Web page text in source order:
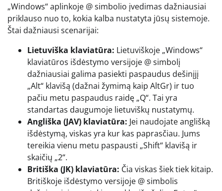
„Windows“ aplinkoje @ simbolio įvedimas dažniausiai
priklauso nuo to, kokia kalba nustatyta jūsų sistemoje.
Štai dažniausi scenarijai:
Lietuviška klaviatūra: Lietuviškoje „Windows“
klaviatūros išdėstymo versijoje @ simbolį
dažniausiai galima pasiekti paspaudus dešinįjį
„Alt“ klavišą (dažnai žymimą kaip AltGr) ir tuo
pačiu metu paspaudus raidę „Q“. Tai yra
standartas daugumoje lietuviškų nustatymų.
Angliška (JAV) klaviatūra: Jei naudojate anglišką
išdėstymą, viskas yra kur kas paprasčiau. Jums
tereikia vienu metu paspausti „Shift“ klavišą ir
skaičių „2“.
Britiška (JK) klaviatūra: Čia viskas šiek tiek kitaip.
Britiškoje išdėstymo versijoje @ simbolis